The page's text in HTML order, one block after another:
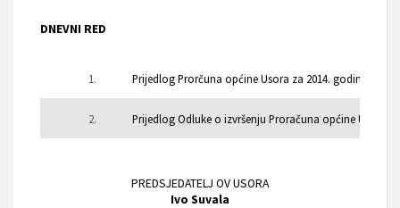
DNEVNI RED
1. Prijedlog Prorčuna općine Usora za 2014. godinu i
2. Prijedlog Odluke o izvršenju Proračuna općine Usora
PREDSJEDATELJ OV USORA
Ivo Suvala